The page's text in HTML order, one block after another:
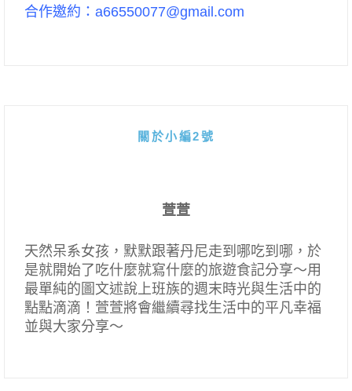
合作邀約：a66550077@gmail.com
關於小編2號
萱萱
天然呆系女孩，默默跟著丹尼走到哪吃到哪，於
是就開始了吃什麼就寫什麼的旅遊食記分享～用
最單純的圖文述說上班族的週末時光與生活中的
點點滴滴！萱萱將會繼續尋找生活中的平凡幸福
並與大家分享～